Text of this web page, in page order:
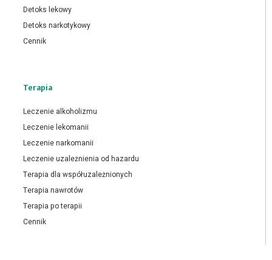
Detoks lekowy
Detoks narkotykowy
Cennik
Terapia
Leczenie alkoholizmu
Leczenie lekomanii
Leczenie narkomanii
Leczenie uzależnienia od hazardu
Terapia dla współuzależnionych
Terapia nawrotów
Terapia po terapii
Cennik